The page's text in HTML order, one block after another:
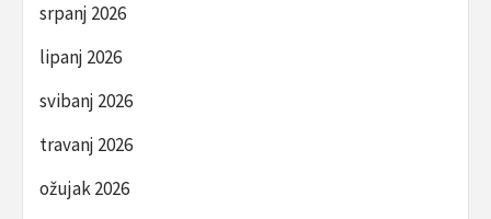
srpanj 2026
lipanj 2026
svibanj 2026
travanj 2026
ožujak 2026